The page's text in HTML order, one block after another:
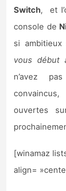
Switch, et
console de
si
vous début
n’avez
ouvertes
[winamaz
align=